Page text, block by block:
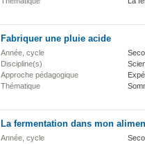
Fabriquer une pluie acide
Année, cycle
Discipline(s)
Approche pédagogique
Thématique
La fermentation dans mon
Année, cycle